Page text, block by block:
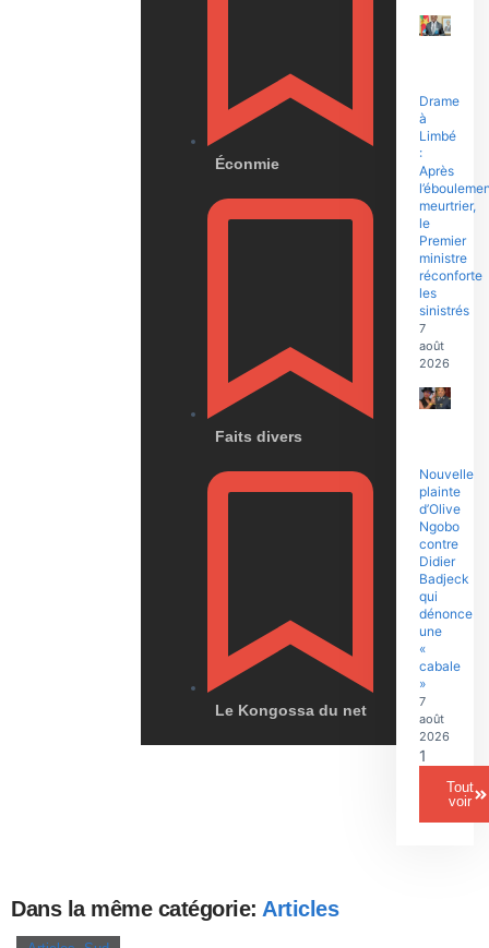
Éconmie
Faits divers
Le Kongossa du net
Drame
à
Limbé
:
Après
meurtrier,
le
Premier
ministre
réconforte
les
sinistrés
7
août
2026
Nouvelle
plainte
d’Olive
Ngobo
contre
Didier
Badjeck
qui
dénonce
une
«
cabale
»
7
août
2026
Tout
voir
Dans la même catégorie: Articles